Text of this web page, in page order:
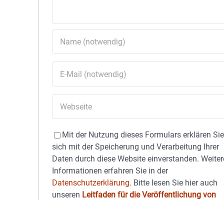
Mit der Nutzung dieses Formulars erklären Sie
sich mit der Speicherung und Verarbeitung Ihrer
Daten durch diese Website einverstanden.
Informationen erfahren Sie in der
Datenschutzerklärung. Bitte lesen Sie hier auch
unseren Leitfaden für die Veröffentlichung von